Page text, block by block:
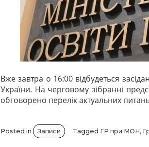
Вже завтра о 16:00 відбудеться
України. На черговому зібранні
обговорено перелік актуальних питань
Posted in Записи Tagged ГР при МОН,